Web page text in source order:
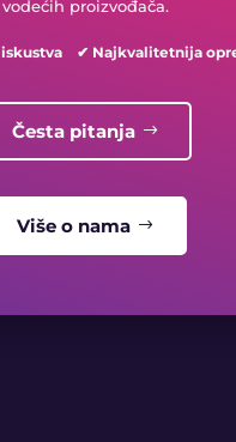
vodećih proizvođača.
iskustva ✔ Najkvalitetnija
Česta pitanja
Više o nama